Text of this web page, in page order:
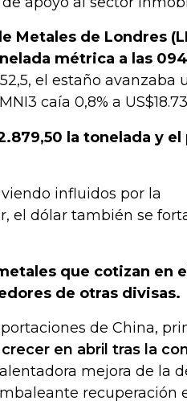
Metales de Londres
métrica a las
el estaño avanzaba
caía 0,8% a
la tonelada y
influidos por la
el dólar también se
que cotizan en
de otras divisas.
de China,
en abril tras la
mejora de la
recuperación